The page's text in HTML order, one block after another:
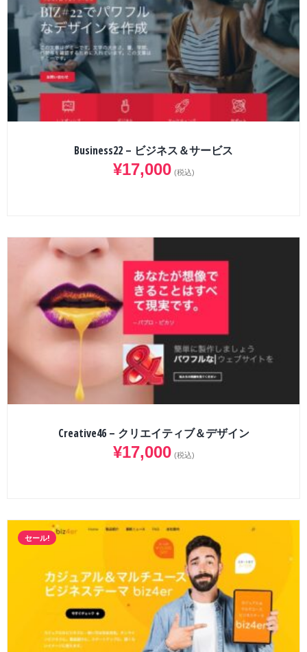
Business22 – ビジネス＆サービス
¥17,000 (税込)
Creative46 – クリエイティブ＆デザイン
¥17,000 (税込)
セール!